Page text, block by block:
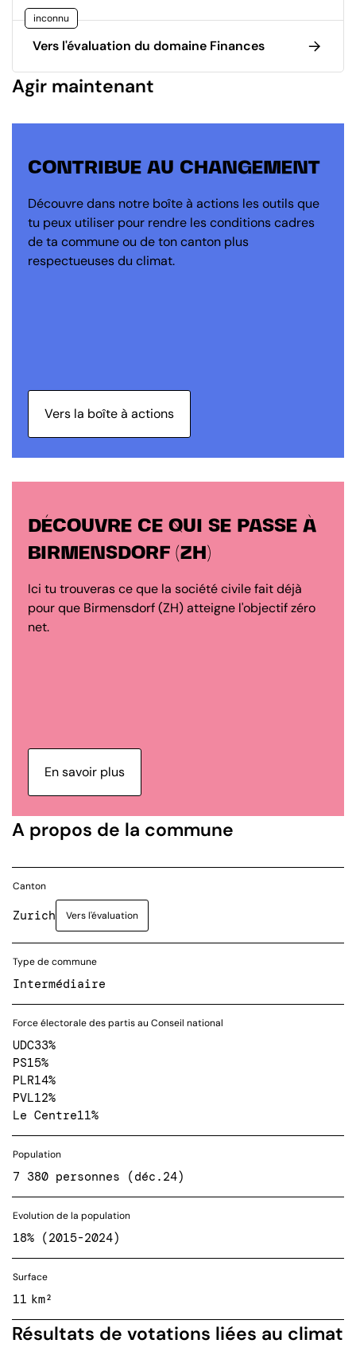
inconnu
Vers l'évaluation du domaine Finances
Agir maintenant
CONTRIBUE AU CHANGEMENT
Découvre dans notre boîte à actions les outils que
tu peux utiliser pour rendre les conditions cadres
de ta commune ou de ton canton plus
respectueuses du climat.
Vers la boîte à actions
DÉCOUVRE CE QUI SE PASSE À
BIRMENSDORF (ZH)
Ici tu trouveras ce que la société civile fait déjà
pour que Birmensdorf (ZH) atteigne l'objectif zéro
net.
En savoir plus
A propos de la commune
Canton
Zurich Vers l'évaluation
Type de commune
Intermédiaire
Force électorale des partis au Conseil national
UDC33%
PS15%
PLR14%
PVL12%
Le Centre11%
Population
7 380 personnes (déc.24)
Evolution de la population
18% (2015-2024)
Surface
11 km²
Résultats de votations liées au climat